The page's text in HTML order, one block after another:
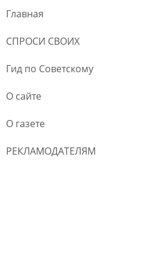
Главная
СПРОСИ СВОИХ
Гид по Советскому
О сайте
О газете
РЕКЛАМОДАТЕЛЯМ